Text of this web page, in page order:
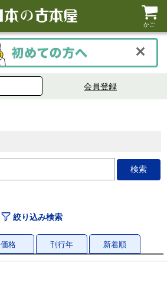
かご
会員登録
絞り込み検索
価格 刊行年 新着順